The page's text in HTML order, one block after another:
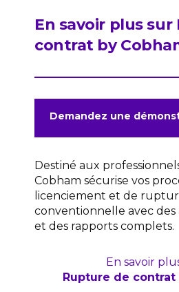
En savoir plus
contrat by
Demandez une
Destiné aux
Cobham sécurise vos
licenciement et de
conventionnelle avec des
et des rapports complets.
En savoir
Rupture de contrat